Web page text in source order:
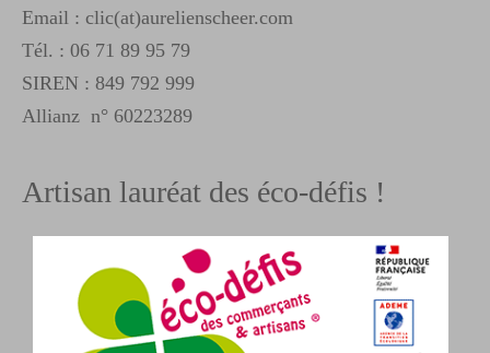
Email : clic(at)aurelienscheer.com
Tél. : 06 71 89 95 79
SIREN : 849 792 999
Allianz n° 60223289
Artisan lauréat des éco-défis !